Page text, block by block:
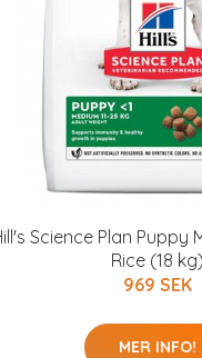
Science Plan Puppy
Rice (18 kg)
969 SEK
MER INFO!